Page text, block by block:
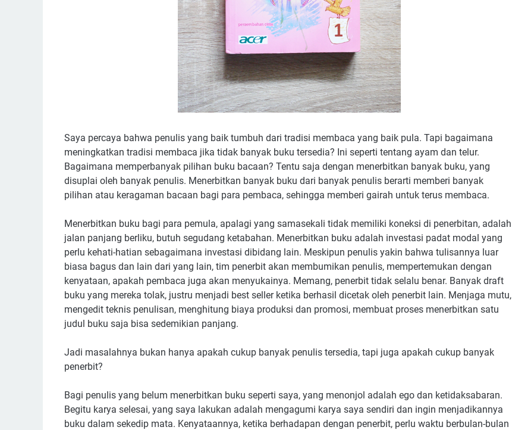
Saya percaya bahwa penulis yang baik tumbuh dari tradisi membaca yang baik pula. Tapi bagaimana
meningkatkan tradisi membaca jika tidak banyak buku tersedia? Ini seperti tentang ayam dan telur.
Bagaimana memperbanyak pilihan buku bacaan? Tentu saja dengan menerbitkan banyak buku, yang
disuplai oleh banyak penulis. Menerbitkan banyak buku dari banyak penulis berarti memberi banyak
pilihan atau keragaman bacaan bagi para pembaca, sehingga memberi gairah untuk terus membaca.
Menerbitkan buku bagi para pemula, apalagi yang samasekali tidak memiliki koneksi di penerbitan, adalah
jalan panjang berliku, butuh segudang ketabahan. Menerbitkan buku adalah investasi padat modal yang
perlu kehati-hatian sebagaimana investasi dibidang lain. Meskipun penulis yakin bahwa tulisannya luar
biasa bagus dan lain dari yang lain, tim penerbit akan membumikan penulis, mempertemukan dengan
kenyataan, apakah pembaca juga akan menyukainya. Memang, penerbit tidak selalu benar. Banyak draft
buku yang mereka tolak, justru menjadi best seller ketika berhasil dicetak oleh penerbit lain. Menjaga mutu,
mengedit teknis penulisan, menghitung biaya produksi dan promosi, membuat proses menerbitkan satu
judul buku saja bisa sedemikian panjang.
Jadi masalahnya bukan hanya apakah cukup banyak penulis tersedia, tapi juga apakah cukup banyak
penerbit?
Bagi penulis yang belum menerbitkan buku seperti saya, yang menonjol adalah ego dan ketidaksabaran.
Begitu karya selesai, yang saya lakukan adalah mengagumi karya saya sendiri dan ingin menjadikannya
buku dalam sekedip mata. Kenyataannya, ketika berhadapan dengan penerbit, perlu waktu berbulan-bulan